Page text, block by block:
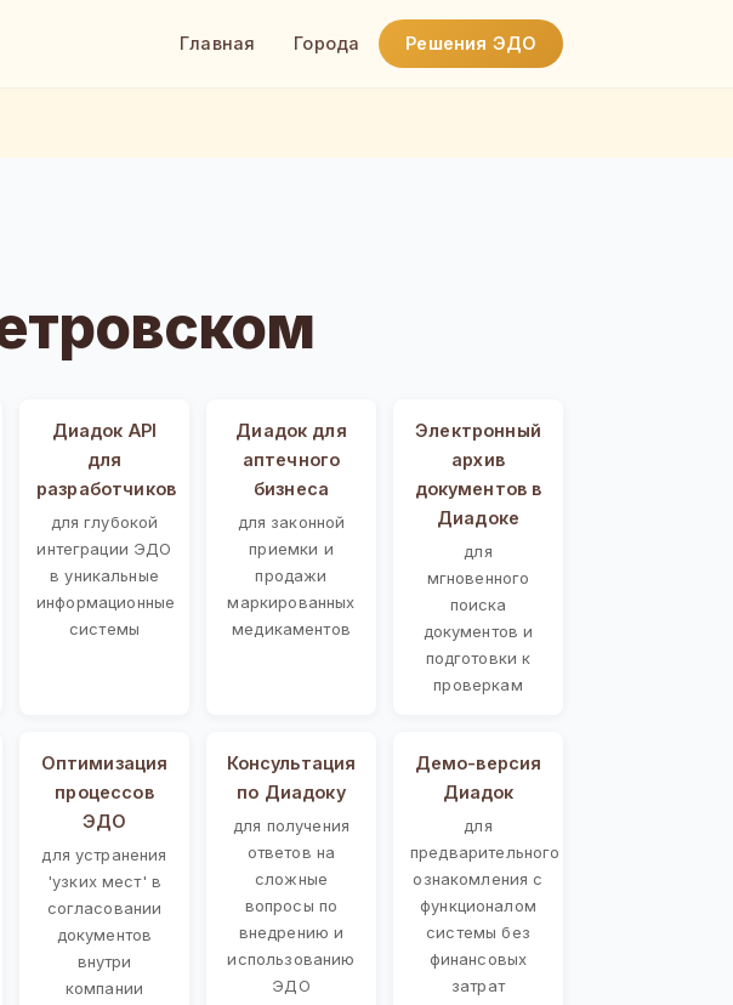
Главная Города Решения ЭДО
Диадок API
для
разработчиков
для глубокой
интеграции ЭДО
в уникальные
информационные
системы
Диадок для
аптечного
бизнеса
для законной
приемки и
продажи
маркированных
медикаментов
Электронный
архив
документов в
Диадоке
для
мгновенного
поиска
документов и
подготовки к
проверкам
Оптимизация
процессов
ЭДО
для устранения
'узких мест' в
согласовании
документов
внутри
компании
Консультация
по Диадоку
для получения
ответов на
сложные
вопросы по
внедрению и
использованию
ЭДО
Демо-версия
Диадок
для
предварительного
ознакомления с
функционалом
системы без
финансовых
затрат